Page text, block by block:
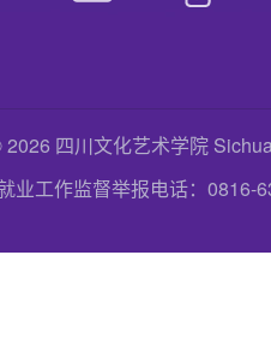
四川文化艺术学院
业工作监督举报电话：